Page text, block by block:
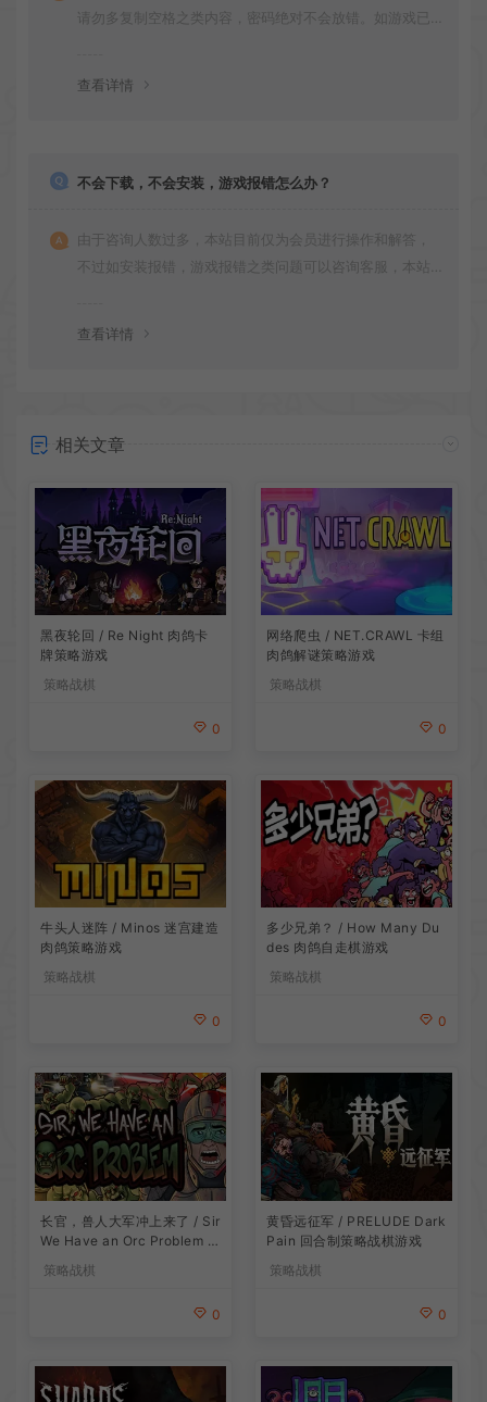
请勿多复制空格之类内容，密码绝对不会放错。如游戏已
查看详情
不会下载，不会安装，游戏报错怎么办？
由于咨询人数过多，本站目前仅为会员进行操作和解答，
不过如安装报错，游戏报错之类问题可以咨询客服，本站
查看详情
相关文章
黑夜轮回 / Re Night 肉鸽卡
牌策略游戏
策略战棋
0
网络爬虫 / NET.CRAWL 卡组
肉鸽解谜策略游戏
策略战棋
0
牛头人迷阵 / Minos 迷宫建造
肉鸽策略游戏
策略战棋
0
多少兄弟？ / How Many Du
des 肉鸽自走棋游戏
策略战棋
0
长官，兽人大军冲上来了 / Sir
We Have an Orc Problem 增
策略战棋
0
黄昏远征军 / PRELUDE Dark
Pain 回合制策略战棋游戏
策略战棋
0